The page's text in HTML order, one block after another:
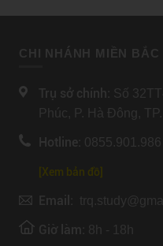
CHI NHÁNH MIỀN BẮC
Trụ sở chính: Số
Phúc, P. Hà Đông,
Hotline:
[Xem bản đồ]
Email:
Giờ làm: 8h - 18h